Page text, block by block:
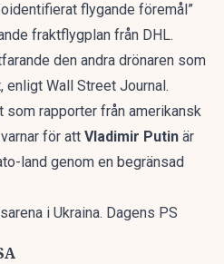
flygande föremål”
fraktflygplan från DHL.
den andra drönaren som
enligt Wall Street Journal.
som rapporter från amerikansk
för att Vladimir Putin är
land genom en begränsad
i Ukraina. Dagens PS